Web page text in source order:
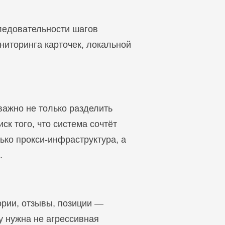
шагов
карточек, локальной
не только разделить
того, что система сочтёт
прокси-инфраструктура, а
отзывы, позиции —
нужна не агрессивная